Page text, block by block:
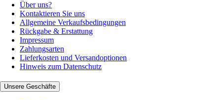
Über uns?
Kontaktieren Sie uns
Allgemeine Verkaufsbedingungen
Rückgabe & Erstattung
Impressum
Zahlungsarten
Lieferkosten und Versandoptionen
Hinweis zum Datenschutz
Unsere Geschäfte